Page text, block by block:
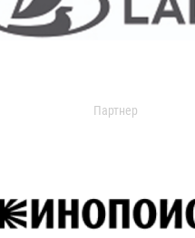
Партнер